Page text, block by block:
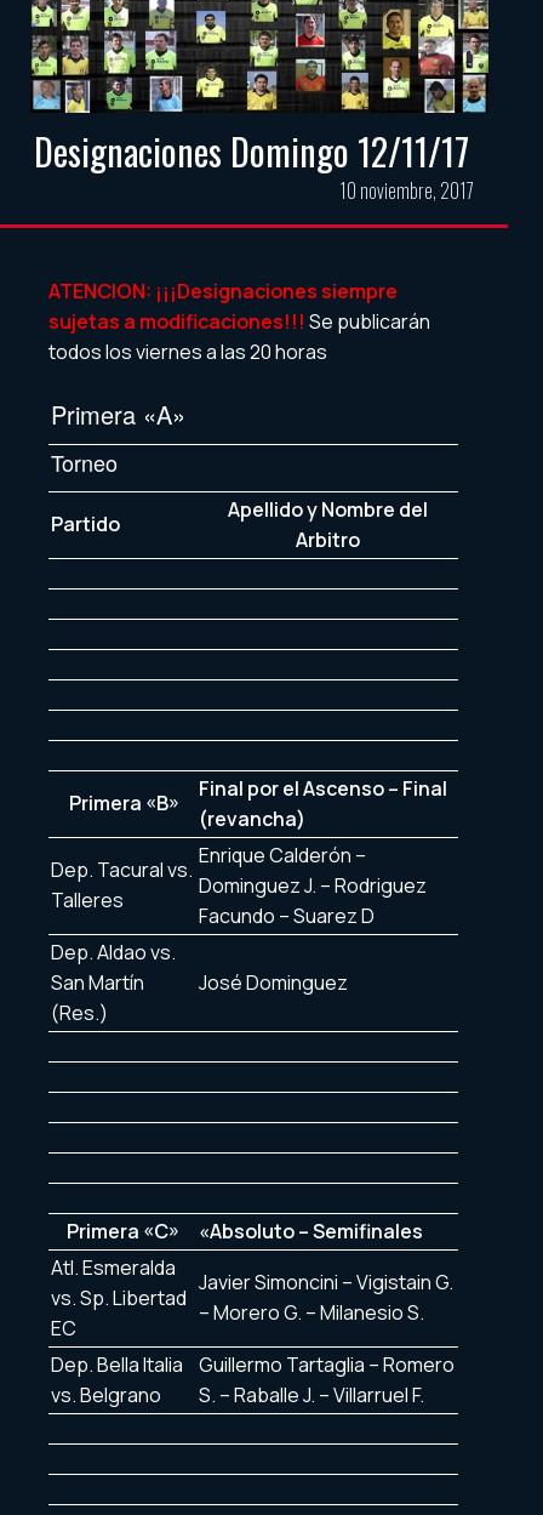
Designaciones Domingo 12/11/17
10 noviembre, 2017
ATENCION: ¡¡¡Designaciones siempre
sujetas a modificaciones!!! Se publicarán
todos los viernes a las 20 horas
Primera «A»
Torneo
Partido
Apellido y Nombre del
Arbitro
Primera «B»
Final por el Ascenso – Final
(revancha)
Dep. Tacural vs.
Talleres
Enrique Calderón –
Dominguez J. – Rodriguez
Facundo – Suarez D
Dep. Aldao vs.
San Martín
(Res.)
José Dominguez
Primera «C»
«Absoluto – Semifinales
Atl. Esmeralda
vs. Sp. Libertad
EC
Javier Simoncini – Vigistain G.
– Morero G. – Milanesio S.
Dep. Bella Italia
vs. Belgrano
Guillermo Tartaglia – Romero
S. – Raballe J. – Villarruel F.